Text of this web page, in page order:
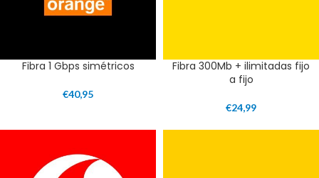
Fibra 1 Gbps simétricos
€40,95
Fibra 300Mb + ilimitadas fijo
a fijo
€24,99